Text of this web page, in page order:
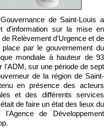
d'information sur la mise en
Relèvement d'Urgence et de
par le gouvernement du
mondiale à hauteur de 93
l'ADM, sur une période de sept
de la région de Saint-
en présence des acteurs
et des différents services
de faire un état des lieux du
de Développement